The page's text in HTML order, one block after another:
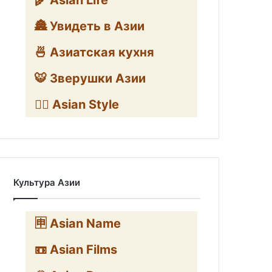
🏯 Увидеть в Азии
🍜 Азиатская кухня
🐯 Зверушки Азии
🧛‍♂️ Asian Style
Культура Азии
🈸 Asian Name
📼 Asian Films